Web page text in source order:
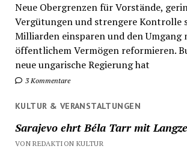
Neue Obergrenzen für Vorstände,
Vergütungen und strengere Kontrolle
Milliarden einsparen und den Umgang
öffentlichem Vermögen reformieren.
neue ungarische Regierung hat
3 Kommentare
KULTUR & VERANSTALTUNGEN
Sarajevo ehrt Béla Tarr mit
VON REDAKTION KULTUR